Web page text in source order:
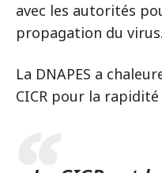
avec les autorités
propagation du
La DNAPES a
CICR pour la